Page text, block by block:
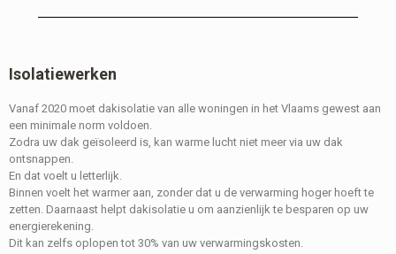
Isolatiewerken
Vanaf 2020 moet dakisolatie van alle woningen in het Vlaams gewest aan
een minimale norm voldoen.
Zodra uw dak geïsoleerd is, kan warme lucht niet meer via uw dak
ontsnappen.
En dat voelt u letterlijk.
Binnen voelt het warmer aan, zonder dat u de verwarming hoger hoeft te
zetten. Daarnaast helpt dakisolatie u om aanzienlijk te besparen op uw
energierekening.
Dit kan zelfs oplopen tot 30% van uw verwarmingskosten.